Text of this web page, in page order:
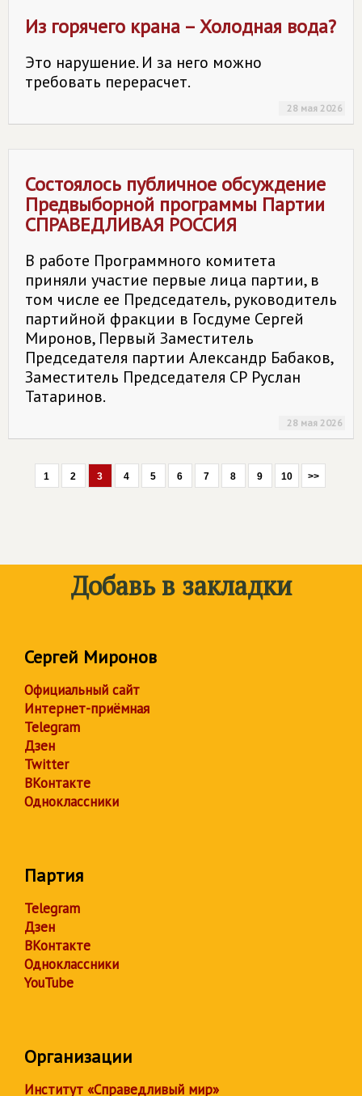
Из горячего крана – Холодная вода?
Это нарушение. И за него можно
требовать перерасчет.
28 мая 2026
Состоялось публичное обсуждение
Предвыборной программы Партии
СПРАВЕДЛИВАЯ РОССИЯ
В работе Программного комитета
приняли участие первые лица партии, в
том числе ее Председатель, руководитель
партийной фракции в Госдуме Сергей
Миронов, Первый Заместитель
Председателя партии Александр Бабаков,
Заместитель Председателя СР Руслан
Татаринов.
28 мая 2026
1 2 3 4 5 6 7 8 9 10 >>
Добавь в закладки
Сергей Миронов
Официальный сайт
Интернет-приёмная
Telegram
Дзен
Twitter
ВКонтакте
Одноклассники
Партия
Telegram
Дзен
ВКонтакте
Одноклассники
YouTube
Организации
Институт «Справедливый мир»